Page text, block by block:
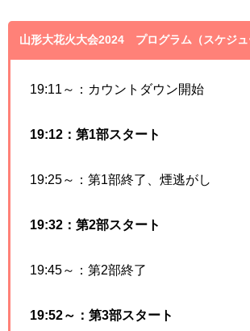
山形大花火大会2024 プログラム（スケジュ
19:11～：カウントダウン開始
19:12：第1部スタート
19:25～：第1部終了、煙逃がし
19:32：第2部スタート
19:45～：第2部終了
19:52～：第3部スタート